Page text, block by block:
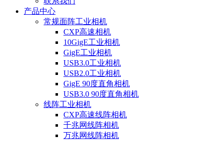
产品中心
常规面阵工业相机
CXP高速相机
10GigE工业相机
GigE工业相机
USB3.0工业相机
USB2.0工业相机
GigE 90度直角相机
USB3.0 90度直角相机
线阵工业相机
CXP高速线阵相机
千兆网线阵相机
万兆网线阵相机